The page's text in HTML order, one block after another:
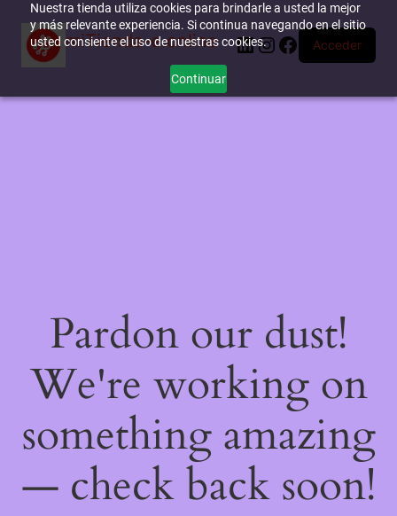
Nuestra tienda utiliza cookies para brindarle a usted la mejor
y más relevante experiencia. Si continua navegando en el sitio
usted consiente el uso de nuestras cookies.
Continuar
miTienda-e.online LinkedIn
Instagram
Facebook
Acceder
Pardon our dust!
We're working on
something amazing
— check back soon!